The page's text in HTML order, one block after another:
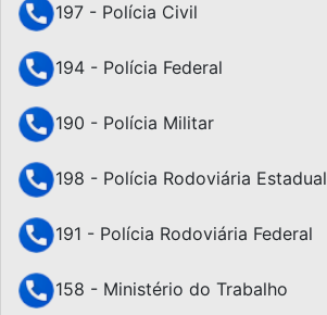
197 - Polícia Civil
194 - Polícia Federal
190 - Polícia Militar
198 - Polícia Rodoviária Estadual
191 - Polícia Rodoviária Federal
158 - Ministério do Trabalho